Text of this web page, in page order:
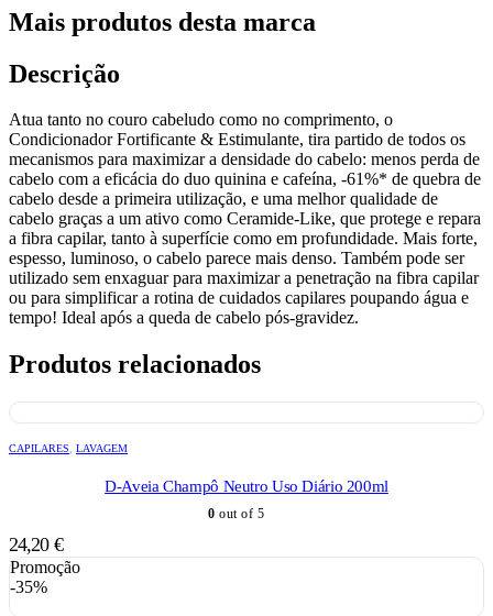
Mais produtos desta marca
Descrição
Atua tanto no couro cabeludo como no comprimento, o
Condicionador Fortificante & Estimulante, tira partido de todos os
mecanismos para maximizar a densidade do cabelo: menos perda de
cabelo com a eficácia do duo quinina e cafeína, -61%* de quebra de
cabelo desde a primeira utilização, e uma melhor qualidade de
cabelo graças a um ativo como Ceramide-Like, que protege e repara
a fibra capilar, tanto à superfície como em profundidade. Mais forte,
espesso, luminoso, o cabelo parece mais denso. Também pode ser
utilizado sem enxaguar para maximizar a penetração na fibra capilar
ou para simplificar a rotina de cuidados capilares poupando água e
tempo! Ideal após a queda de cabelo pós-gravidez.
Produtos relacionados
CAPILARES, LAVAGEM
D-Aveia Champô Neutro Uso Diário 200ml
0 out of 5
24,20 €
Promoção
-35%